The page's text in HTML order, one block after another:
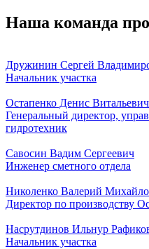
Наша команда
Дружинин Сергей
Начальник участка
Остапенко Денис Витальевич
Генеральный директор,
гидротехник
Савосин Вадим Сергеевич
Инженер сметного отдела
Николенко Валерий
Директор по производству
Насрутдинов Ильнур
Начальник участка